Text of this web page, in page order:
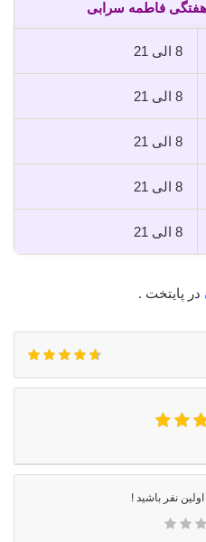
فاطمه سرابی
8 الی 21
8 الی 21
8 الی 21
8 الی 21
8 الی 21
در پایتخت .
اولین نفر باشید !